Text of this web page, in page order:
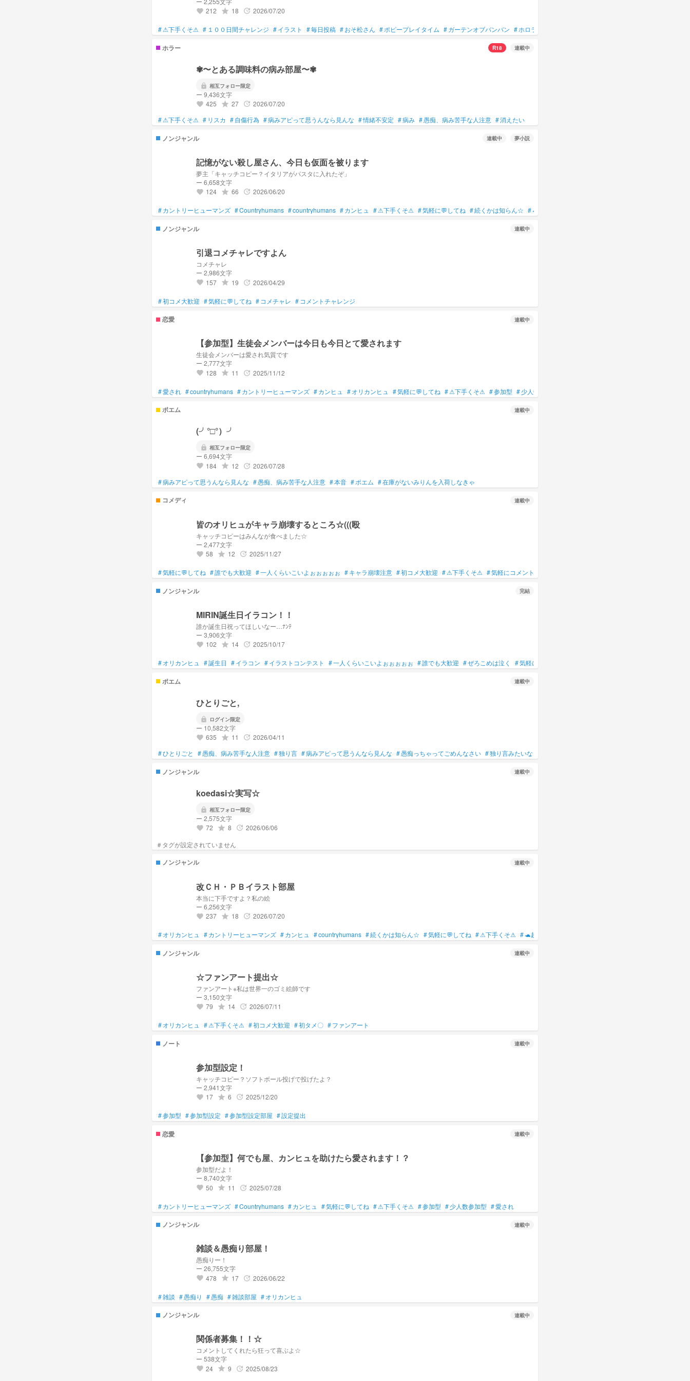
雨乃様 師匠〜！！優しいし面白い！みりんのソニックの推しはブレイズです
大チョコミント帝国様 小説本当面白くて好き！大チョコミント帝国ちゃんの描く日帝が良きすぎる…、
非常食
愛結様 可愛い可愛い弟子ちゃん！絵柄めちゃ好み… 画力をくれやがれください（？）
カンヒュ語り友達
アメジスト様 私立受かったんですか…、！？おめでとうございますっ！🎉
恋人
落ち込むこともあるかもだけど
その時は私が応援してあげるから！
大好き！！💕💕💕
ちなみに帰ってきたりする…？
先輩
水が美味い様 受験頑張ってください！福岡から応援してます！✨️
solを瓶ラムネで釣ってやる
咲くまで待つよ導きさん
三色団子さん、待ってるよ
小さなしらすに幸多からんことを
#もう一度あの流れ星が見たい
勝手に付けさせていただいているファンマ↓
🌐🩹🕶️ 空猫様
🍟🥕🥬 コリコ様
🍒🟥⚡️ アセロラ様
🍯🐝🌟 はち884様
👘💗 腐女子の座敷わらしちゃん様
❤️‍🩹🙃❤️‍🩹 ☆🫠☆様
favorite 212 grade 18 update 2026/07/20
#⚠下手くそ⚠ # １００日間チャレンジ #イラスト #毎日投稿 #おそ松さん #ポピープレイタイム #ガーテンオブバンバン #ホロライブ
ホラー R18 連載中
✾〜とある調味料の病み部屋〜✾
lock 相互フォロー限定
ー 9,436文字
favorite 425 grade 27 update 2026/07/20
#⚠下手くそ⚠ # リスカ #自傷行為 #病みアピって思うんなら見んな #情緒不安定 #病み #愚痴、病み苦手な人注意 #消えたい
ノンジャンル 連載中 夢小説
記憶がない殺し屋さん、今日も仮面を被ります
夢主「キャッチコピー？イタリアがパスタに入れたぞ」
ー 6,658文字
favorite 124 grade 66 update 2026/06/20
#カントリーヒューマンズ #Countryhumans #countryhumans #カンヒュ #⚠下手くそ⚠ #気軽に💬してね #続くかは知らん☆ #🐢超えて🐌超えて🦥投稿
ノンジャンル 連載中
引退コメチャレですよん
コメチャレ
ー 2,986文字
favorite 157 grade 19 update 2026/04/29
#初コメ大歓迎 #気軽に💬してね # コメチャレ # コメントチャレンジ
恋愛 連載中
【参加型】生徒会メンバーは今日も今日とて愛されます
生徒会メンバーは愛され気質です
ー 2,777文字
favorite 128 grade 11 update 2025/11/12
#愛され #countryhumans #カントリーヒューマンズ #カンヒュ #オリカンヒュ #気軽に💬してね #⚠下手くそ⚠ #参加型 #少人数参加型
ポエム 連載中
(⁠╯⁠°⁠□⁠°⁠）⁠╯
lock 相互フォロー限定
ー 6,694文字
favorite 184 grade 12 update 2026/07/28
#病みアピって思うんなら見んな #愚痴、病み苦手な人注意 #本音 #ポエム #在庫がないみりんを入荷しなきゃ
コメディ 連載中
皆のオリヒュがキャラ崩壊するところ☆(((殴
キャッチコピーはみんなが食べました☆
ー 2,477文字
favorite 58 grade 12 update 2025/11/27
#気軽に💬してね #誰でも大歓迎 #一人くらいこいよぉぉぉぉぉ #キャラ崩壊注意 #初コメ大歓迎 #⚠下手くそ⚠ #気軽にコメントして～！
ノンジャンル 完結
MIRIN誕生日イラコン！！
誰か誕生日祝ってほしいなー…ﾅﾝﾃ
ー 3,906文字
favorite 102 grade 14 update 2025/10/17
#オリカンヒュ #誕生日 #イラコン #イラストコンテスト #一人くらいこいよぉぉぉぉぉ #誰でも大歓迎 #ぜろこめは泣く #気軽においで！
ポエム 連載中
ひとりごと,
lock ログイン限定
ー 10,582文字
favorite 635 grade 11 update 2026/04/11
#ひとりごと #愚痴、病み苦手な人注意 #独り言 #病みアピって思うんなら見んな #愚痴っちゃってごめんなさい #独り言みたいなもん
ノンジャンル 連載中
koedasi☆実写☆
lock 相互フォロー限定
ー 2,575文字
favorite 72 grade 8 update 2026/06/06
ノンジャンル 連載中
改ＣＨ・ＰＢイラスト部屋
本当に下手ですよ？私の絵
ー 6,256文字
favorite 237 grade 18 update 2026/07/20
#オリカンヒュ #カントリーヒューマンズ #カンヒュ #countryhumans #続くかは知らん☆ #気軽に💬してね #⚠下手くそ⚠ #🐢超えて🐌超えて🦥投稿
ノンジャンル 連載中
☆ファンアート提出☆
ファンアート※私は世界一のゴミ絵師です
ー 3,150文字
favorite 79 grade 14 update 2026/07/11
#オリカンヒュ #⚠下手くそ⚠ #初コメ大歓迎 #初タメ〇 #ファンアート
ノート 連載中
参加型設定！
キャッチコピー？ソフトボール投げで投げたよ？
ー 2,941文字
favorite 17 grade 6 update 2025/12/20
#参加型 #参加型設定 #参加型設定部屋 #設定提出
恋愛 連載中
【参加型】何でも屋、カンヒュを助けたら愛されます！？
参加型だよ！
ー 8,740文字
favorite 50 grade 11 update 2025/07/28
#カントリーヒューマンズ #Countryhumans #カンヒュ #気軽に💬してね #⚠下手くそ⚠ #参加型 #少人数参加型 #愛され
ノンジャンル 連載中
雑談＆愚痴り部屋！
愚痴りー！
ー 26,755文字
favorite 478 grade 17 update 2026/06/22
#雑談 #愚痴り #愚痴 #雑談部屋 #オリカンヒュ
ノンジャンル 連載中
関係者募集！！☆
コメントしてくれたら狂って喜ぶよ☆
ー 538文字
favorite 24 grade 9 update 2025/08/23